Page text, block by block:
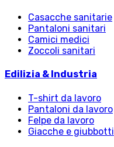
Casacche sanitarie
Pantaloni sanitari
Camici medici
Zoccoli sanitari
Edilizia & Industria
T-shirt da lavoro
Pantaloni da lavoro
Felpe da lavoro
Giacche e giubbotti